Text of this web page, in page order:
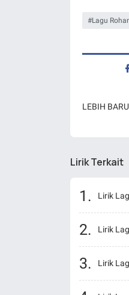
Lagu
LEBIH BARU
Lirik Terkait
Lirik
Lirik
Lirik